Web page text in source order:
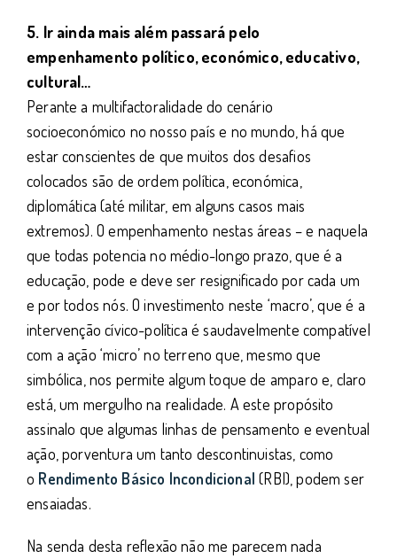
5. Ir ainda mais além passará pelo
empenhamento político, económico, educativo,
cultural…
Perante a multifactoralidade do cenário
socioeconómico no nosso país e no mundo, há que
estar conscientes de que muitos dos desafios
colocados são de ordem política, económica,
diplomática (até militar, em alguns casos mais
extremos). O empenhamento nestas áreas – e naquela
que todas potencia no médio-longo prazo, que é a
educação, pode e deve ser resignificado por cada um
e por todos nós. O investimento neste ‘macro’, que é a
intervenção cívico-política é saudavelmente compatível
com a ação ‘micro’ no terreno que, mesmo que
simbólica, nos permite algum toque de amparo e, claro
está, um mergulho na realidade. A este propósito
assinalo que algumas linhas de pensamento e eventual
ação, porventura um tanto descontinuistas, como
o Rendimento Básico Incondicional (RBI), podem ser
ensaiadas.
Na senda desta reflexão não me parecem nada